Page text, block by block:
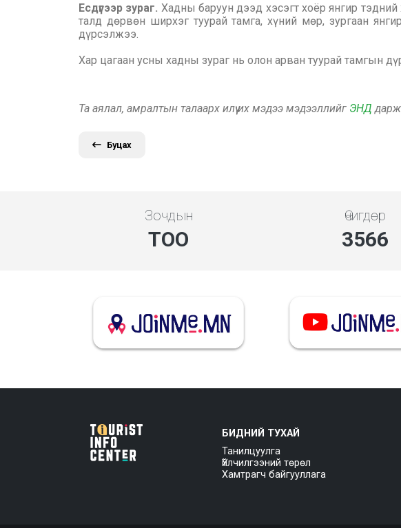
Есдүгээр зураг. Хадны баруун дээд хэсэгт хоёр янгир
талд дөрвөн ширхэг туурай тамга, хүний мөр, зургаан
дүрсэлжээ.
Хар цагаан усны хадны зураг нь олон арван туурай тамгын
Та аялал, амралтын талаарх илүү их мэдээ мэдээллийг ЭНД
Буцах
Зочдын
ТОО
Өчигдөр
3994
БИДНИЙ ТУХАЙ
Танилцуулга
Үйлчилгээний төрөл
Хамтрагч байгууллага